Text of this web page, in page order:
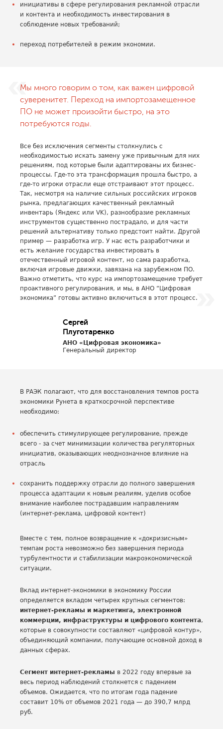
инициативы в сфере регулирования рекламной отрасли
и контента и необходимость инвестирования в
соблюдение новых требований;
переход потребителей в режим экономии.
Мы много говорим о том, как важен цифровой
суверенитет. Переход на импортозамещенное
ПО не может произойти быстро, на это
потребуются годы.
Все без исключения сегменты столкнулись с
необходимостью искать замену уже привычным для них
решениям, под которые были адаптированы их бизнес-
процессы. Где-то эта трансформация прошла быстро, а
где-то игроки отрасли еще отстраивают этот процесс.
Так, несмотря на наличие сильных российских игроков
рынка, предлагающих качественный рекламный
инвентарь (Яндекс или VK), разнообразие рекламных
инструментов существенно пострадало, и для части
решений альтернативу только предстоит найти. Другой
пример — разработка игр. У нас есть разработчики и
есть желание государства инвестировать в
отечественный игровой контент, но сама разработка,
включая игровые движки, завязана на зарубежном ПО.
Важно отметить, что курс на импортозамещение требует
проактивного регулирования, и мы, в АНО “Цифровая
экономика” готовы активно включиться в этот процесс.
Сергей
Плуготаренко
АНО «Цифровая экономика»
Генеральный директор
В РАЭК полагают, что для восстановления темпов роста
экономики Рунета в краткосрочной перспективе
необходимо:
обеспечить стимулирующее регулирование, прежде
всего - за счет минимизации количества регуляторных
инициатив, оказывающих неоднозначное влияние на
отрасль
сохранить поддержку отрасли до полного завершения
процесса адаптации к новым реалиям, уделив особое
внимание наиболее пострадавшим направлениям
(интернет-реклама, цифровой контент)
Вместе с тем, полное возвращение к «докризисным»
темпам роста невозможно без завершения периода
турбулентности и стабилизации макроэкономической
ситуации.
Вклад интернет-экономики в экономику России
определяется вкладом четырех крупных сегментов:
интернет-рекламы и маркетинга, электронной
коммерции, инфраструктуры и цифрового контента,
которые в совокупности составляют «цифровой контур»,
объединяющий компании, получающие основной доход в
данных сферах.
Сегмент интернет-рекламы в 2022 году впервые за
весь период наблюдений столкнется с падением
объемов. Ожидается, что по итогам года падение
составит 10% от объемов 2021 года — до 390,7 млрд
руб.